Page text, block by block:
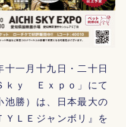
一月十九日・二十日
ｋｙ Ｅｘｐｏ」にて
池勝）は、日本最大の
ＬＥジャンボリ』を